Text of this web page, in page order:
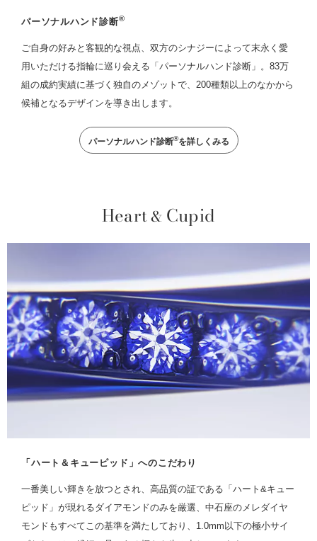
パーソナルハンド診断®
ご自身の好みと客観的な視点、双方のシナジーによって末永く愛
用いただける指輪に巡り会える「パーソナルハンド診断」。83万
組の成約実績に基づく独自のメゾットで、200種類以上のなかから
候補となるデザインを導き出します。
パーソナルハンド診断®を詳しくみる
Heart& Cupid
「ハート＆キューピッド」へのこだわり
一番美しい輝きを放つとされ、高品質の証である「ハート&キュー
ピッド」が現れるダイアモンドのみを厳選、中石座のメレダイヤ
モンドもすべてこの基準を満たしており、1.0mm以下の極小サイ